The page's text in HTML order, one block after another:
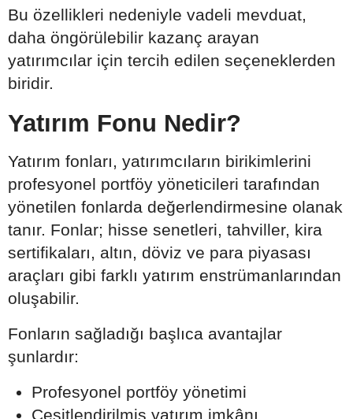
Bu özellikleri nedeniyle vadeli mevduat,
daha öngörülebilir kazanç arayan
yatırımcılar için tercih edilen seçeneklerden
biridir.
Yatırım Fonu Nedir?
Yatırım fonları, yatırımcıların birikimlerini
profesyonel portföy yöneticileri tarafından
yönetilen fonlarda değerlendirmesine olanak
tanır. Fonlar; hisse senetleri, tahviller, kira
sertifikaları, altın, döviz ve para piyasası
araçları gibi farklı yatırım enstrümanlarından
oluşabilir.
Fonların sağladığı başlıca avantajlar
şunlardır:
Profesyonel portföy yönetimi
Çeşitlendirilmiş yatırım imkânı